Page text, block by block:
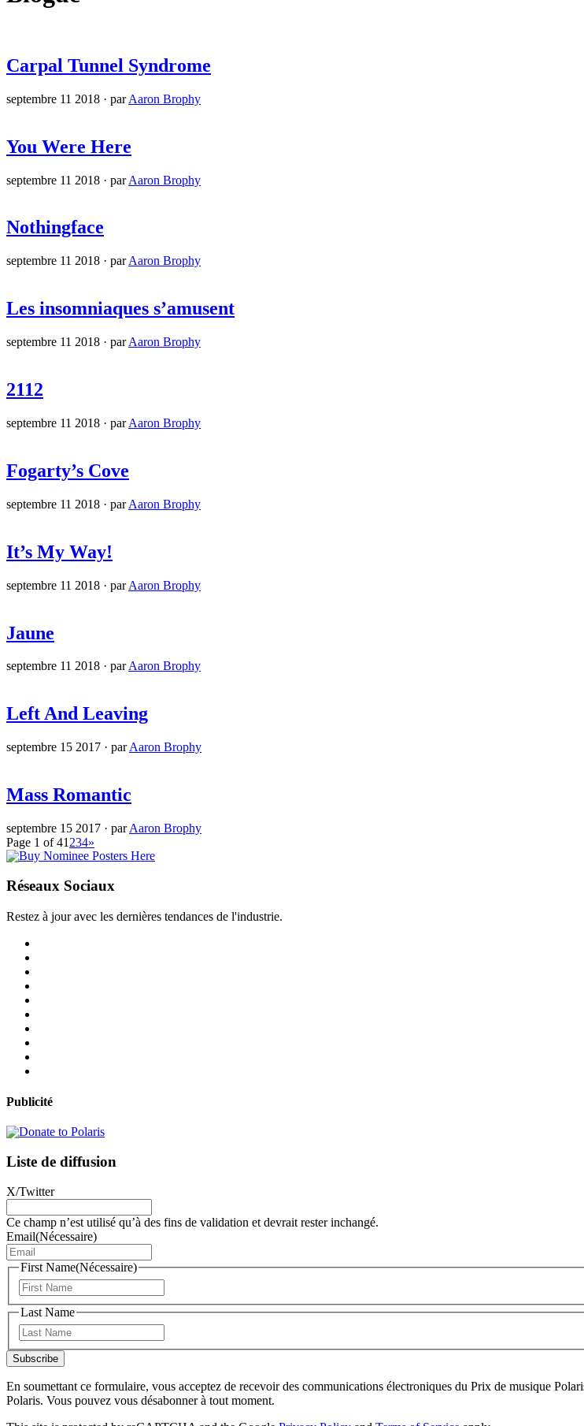
Carpal Tunnel Syndrome
septembre 11 2018 · parAaron Brophy
You Were Here
septembre 11 2018 · parAaron Brophy
Nothingface
septembre 11 2018 · parAaron Brophy
Les insomniaques s’amusent
septembre 11 2018 · parAaron Brophy
2112
septembre 11 2018 · parAaron Brophy
Fogarty’s Cove
septembre 11 2018 · parAaron Brophy
It’s My Way!
septembre 11 2018 · parAaron Brophy
Jaune
septembre 11 2018 · parAaron Brophy
Left And Leaving
septembre 15 2017 · parAaron Brophy
Mass Romantic
septembre 15 2017 · parAaron Brophy
Page 1 of 41 234»
Réseaux Sociaux
Restez à jour avec les dernières tendances de l'industrie.
Publicité
Liste de diffusion
X/Twitter
Ce champ n’est utilisé qu’à des fins de validation et devrait rester inchangé.
Email(Nécessaire)
First Name(Nécessaire)
Last Name
Subscribe
En soumettant ce formulaire, vous acceptez de recevoir des communications électroniques du Prix de musique
Polaris. Vous pouvez vous désabonner à tout moment.